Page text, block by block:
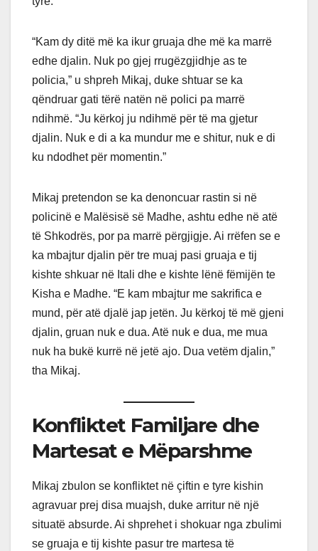
“Kam dy ditë më ka ikur gruaja dhe më ka marrë
edhe djalin. Nuk po gjej rrugëzgjidhje as te
policia,” u shpreh Mikaj, duke shtuar se ka
qëndruar gati tërë natën në polici pa marrë
ndihmë. “Ju kërkoj ju ndihmë për të ma gjetur
djalin. Nuk e di a ka mundur me e shitur, nuk e di
ku ndodhet për momentin.”
Mikaj pretendon se ka denoncuar rastin si në
policinë e Malësisë së Madhe, ashtu edhe në atë
të Shkodrës, por pa marrë përgjigje. Ai rrëfen se e
ka mbajtur djalin për tre muaj pasi gruaja e tij
kishte shkuar në Itali dhe e kishte lënë fëmijën te
Kisha e Madhe. “E kam mbajtur me sakrifica e
mund, për atë djalë jap jetën. Ju kërkoj të më gjeni
djalin, gruan nuk e dua. Atë nuk e dua, me mua
nuk ha bukë kurrë në jetë ajo. Dua vetëm djalin,”
tha Mikaj.
Konfliktet Familjare dhe
Martesat e Mëparshme
Mikaj zbulon se konfliktet në çiftin e tyre kishin
agravuar prej disa muajsh, duke arritur në një
situatë absurde. Ai shprehet i shokuar nga zbulimi
se gruaja e tij kishte pasur tre martesa të